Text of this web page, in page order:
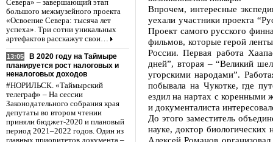
Севера» – завершающий этап
большого межмузейного проекта
«Освоение Севера: тысяча лет
успеха». Три сотни уникальных
артефактов расскажут свои…
13:05
В 2020 году на Таймыре
планируется рост налоговых и
неналоговых доходов
#НОРИЛЬСК. «Таймырский
телеграф» – На сессии
Законодательного собрания края
депутаты во втором чтении
приняли бюджет-2020 и плановый
период 2021–2022 годов. Один из
главных приоритетов документа –
Впрочем, интересные
уехали участники проекта
Проект самого русского
фильмов, которые герой
России. Первая работа
дней”, вторая – “Великий
угорскими народами”.
побывала на Чукотке, где
ездил на нартах с коренными
и документалиста
До этого заместитель
науке, доктор
Алексей Романов